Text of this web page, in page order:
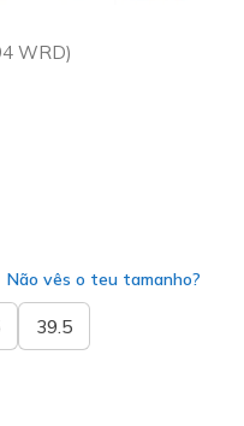
WRD)
Não vês o teu tamanho?
39.5